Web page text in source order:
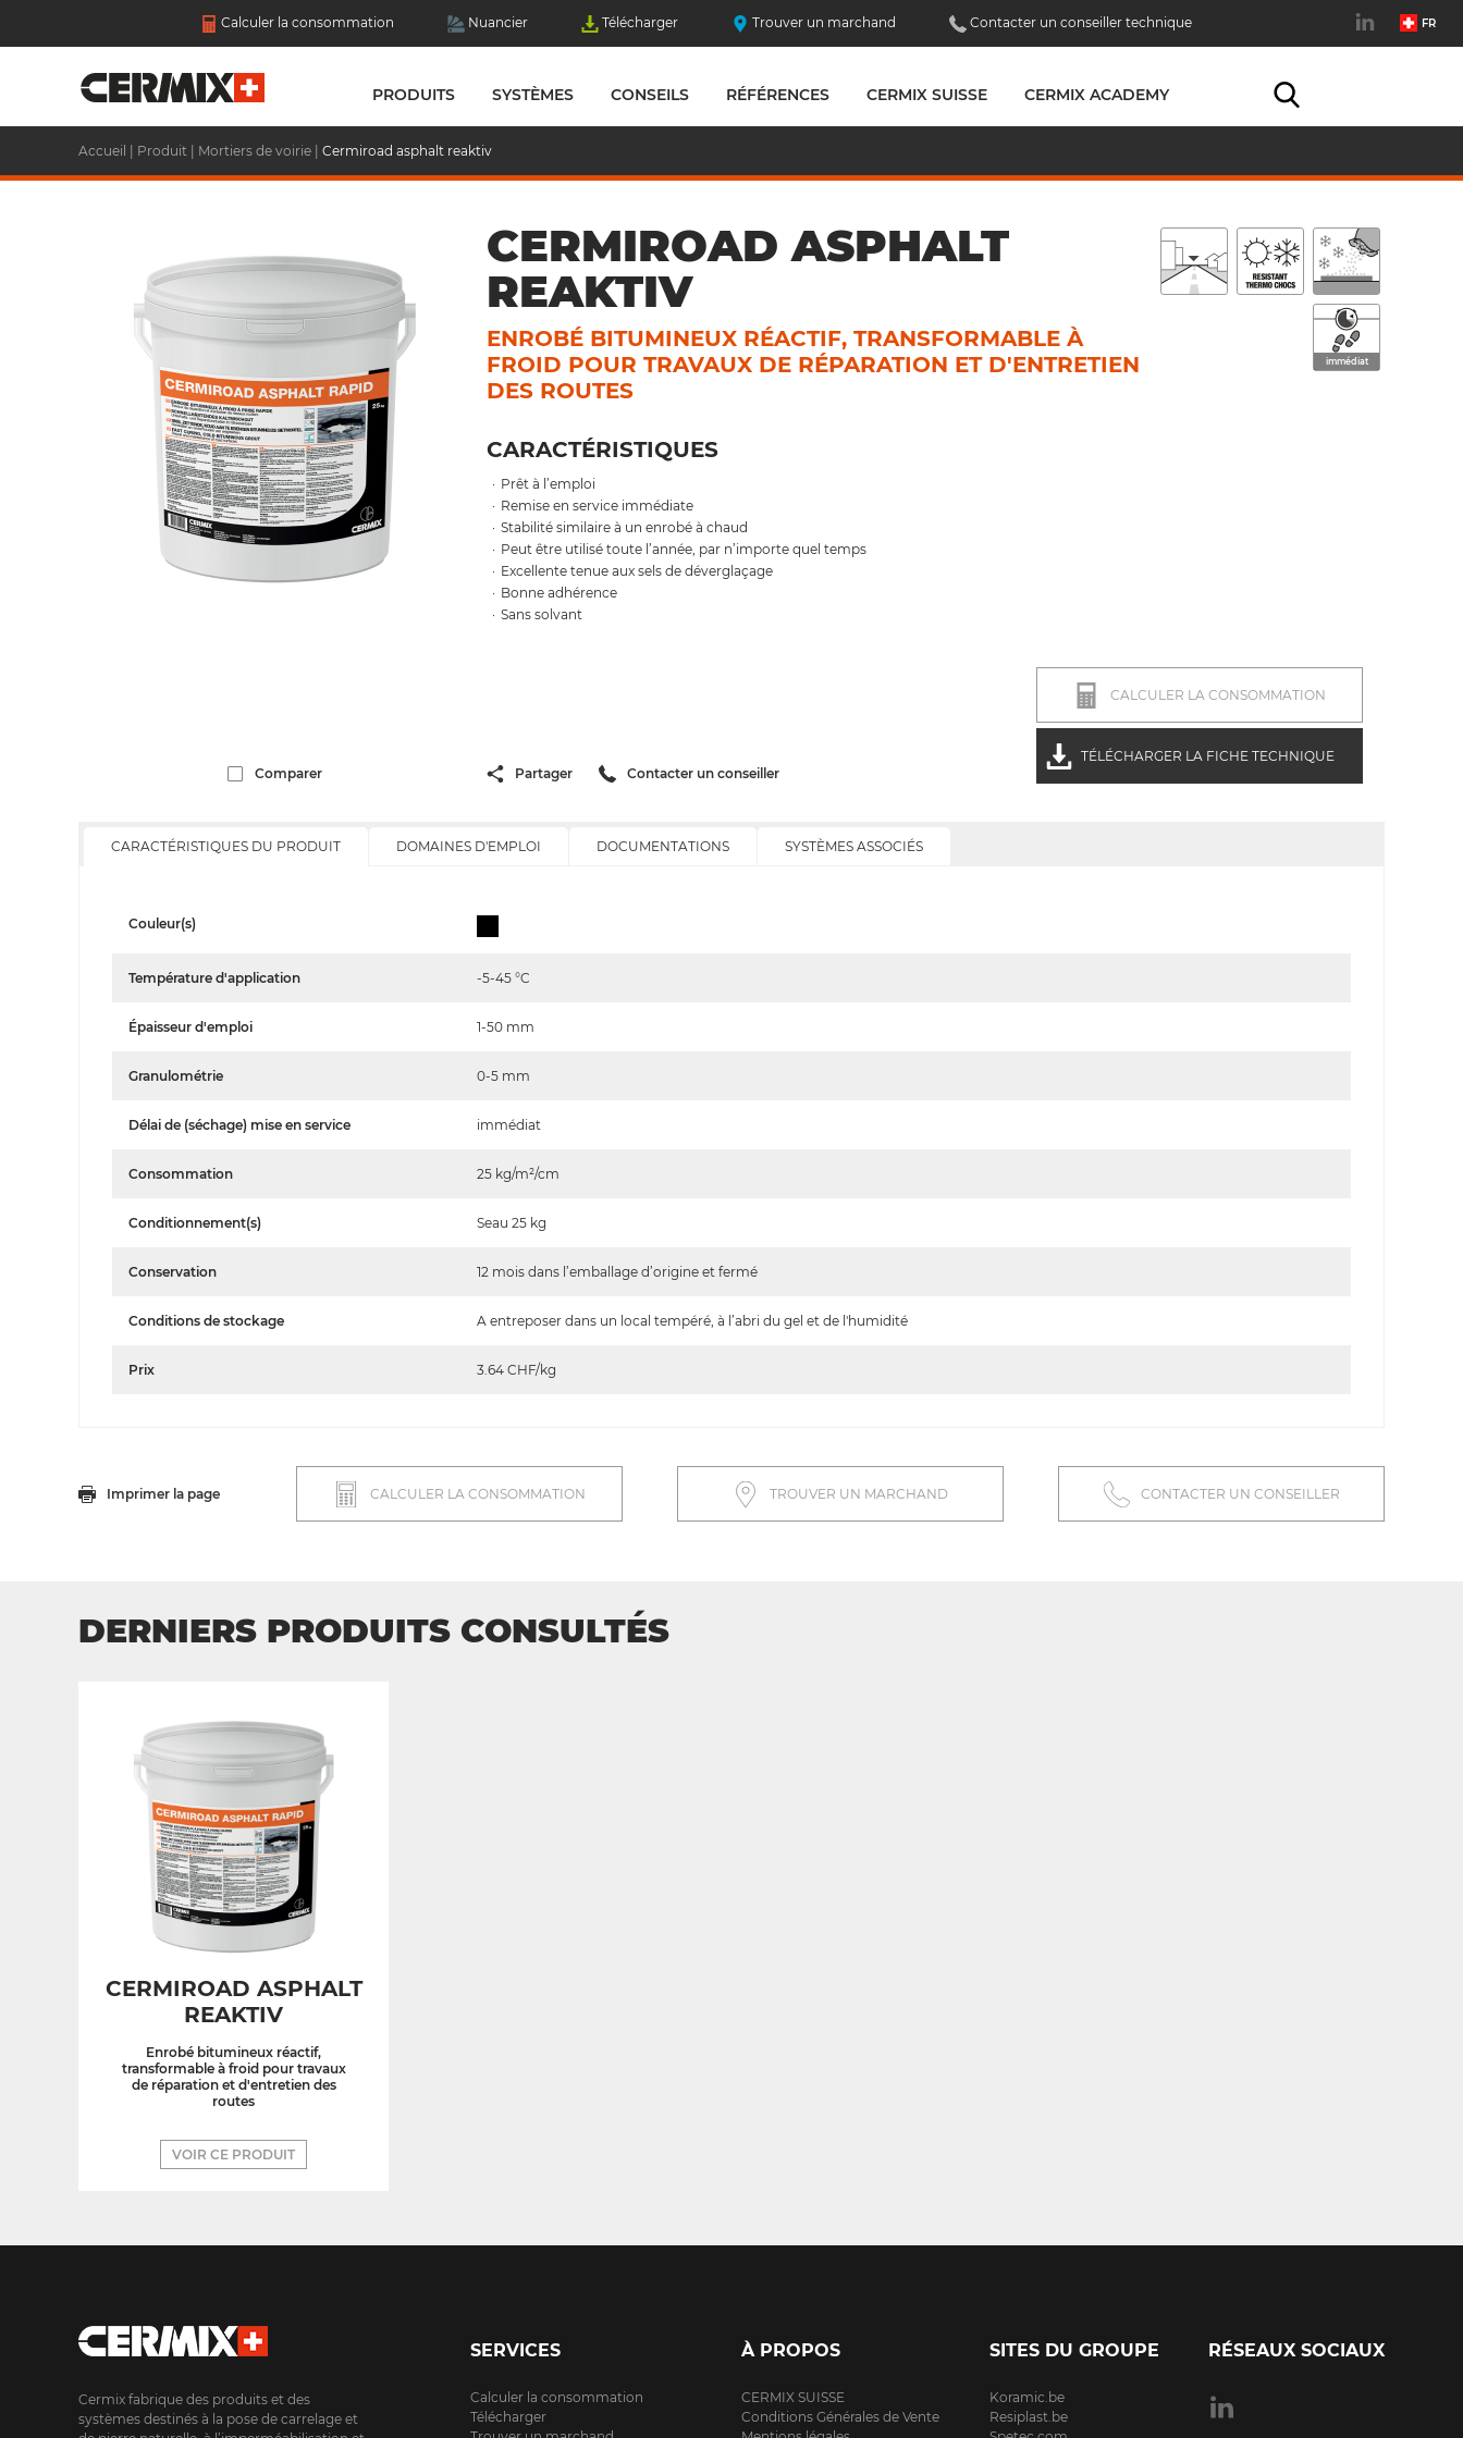
Calculer la consommation Nuancier Télécharger Trouver un marchand Contacter un conseiller technique
PRODUITS SYSTÈMES CONSEILS RÉFÉRENCES CERMIX SUISSE CERMIX ACADEMY
Accueil Produit Mortiers de voirie Cermiroad asphalt reaktiv
FR
CERMIROAD ASPHALT
REAKTIV
ENROBÉ BITUMINEUX RÉACTIF, TRANSFORMABLE À
FROID POUR TRAVAUX DE RÉPARATION ET D'ENTRETIEN
DES ROUTES
CARACTÉRISTIQUES
Prêt à l’emploi
Remise en service immédiate
Stabilité similaire à un enrobé à chaud
Peut être utilisé toute l’année, par n’importe quel temps
Excellente tenue aux sels de déverglaçage
Bonne adhérence
Sans solvant
immédiat
Comparer Partager Contacter un conseiller
CALCULER LA CONSOMMATION
TÉLÉCHARGER LA FICHE TECHNIQUE
CARACTÉRISTIQUES DU PRODUIT DOMAINES D'EMPLOI DOCUMENTATIONS SYSTÈMES ASSOCIÉS
Couleur(s)
Température d'application -5-45 °C
Épaisseur d'emploi 1-50 mm
Granulométrie 0-5 mm
Délai de (séchage) mise en service immédiat
Consommation 25 kg/m²/cm
Conditionnement(s) Seau 25 kg
Conservation 12 mois dans l’emballage d’origine et fermé
Conditions de stockage A entreposer dans un local tempéré, à l’abri du gel et de l'humidité
Prix 3.64 CHF/kg
Imprimer la page CALCULER LA CONSOMMATION TROUVER UN MARCHAND CONTACTER UN CONSEILLER
DERNIERS PRODUITS CONSULTÉS
CERMIROAD ASPHALT
REAKTIV
Enrobé bitumineux réactif,
transformable à froid pour travaux
de réparation et d'entretien des
routes
VOIR CE PRODUIT
Cermix fabrique des produits et des
systèmes destinés à la pose de carrelage et
SERVICES
Calculer la consommation
Télécharger
À PROPOS
CERMIX SUISSE
Conditions Générales de Vente
SITES DU GROUPE
Koramic.be
Resiplast.be
RÉSEAUX SOCIAUX